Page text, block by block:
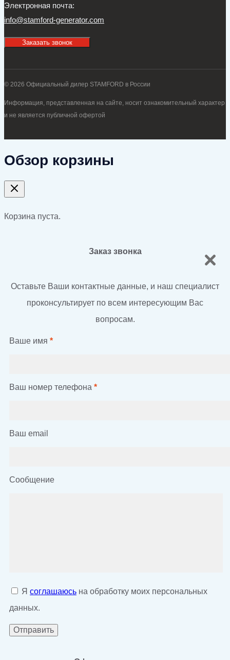
Электронная почта:
info@stamford-generator.com
Заказать звонок
© 2026 Официальный дилер STAMFORD в России
Информация, представленная на сайте, носит ознакомительный характер
и не является публичной офертой
Обзор корзины
Корзина пуста.
Заказ звонка
Оставьте Ваши контактные данные, и наш специалист
проконсультирует по всем интересующим Вас
вопросам.
Ваше имя *
Ваш номер телефона *
Ваш email
Сообщение
Я соглашаюсь на обработку моих персональных
данных.